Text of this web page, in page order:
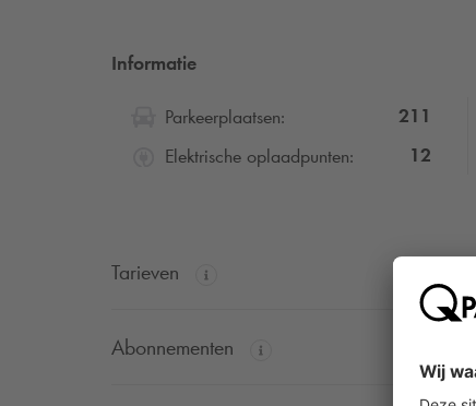
Informatie
Parkeerplaatsen:
211
Elektrische oplaadpunten:
12
Tarieven
Abonnementen